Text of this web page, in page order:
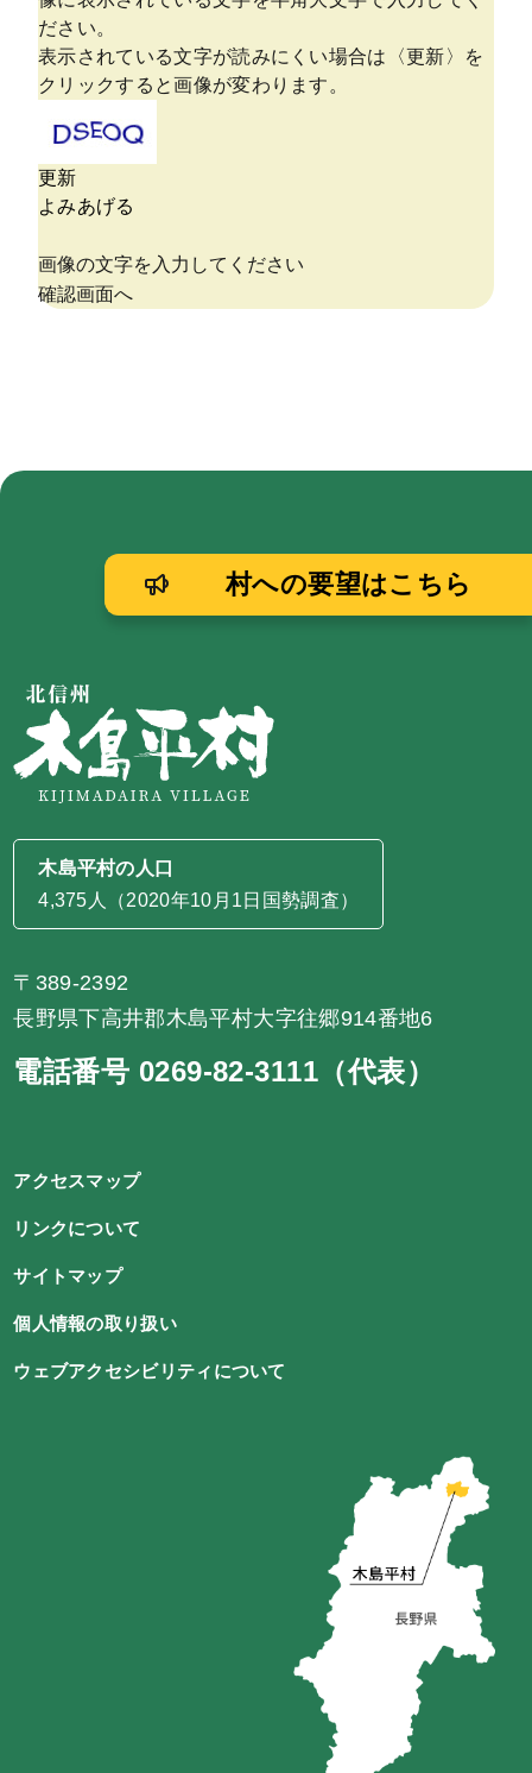
木島平村の人口
4,375人（2020年10月1日国勢調査）
〒389-2392
長野県下高井郡木島平村大字往郷914番地6
電話番号 0269-82-3111（代表）
村への要望はこちら
アクセスマップ
リンクについて
サイトマップ
個人情報の取り扱い
ウェブアクセシビリティについて